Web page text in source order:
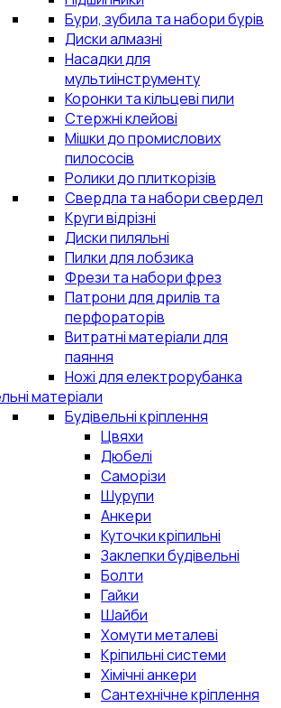
Бури, зубила та набори бурів
Диски алмазні
Насадки для
мультиінструменту
Коронки та кільцеві пили
Стержні клейові
Мішки до промислових
пилососів
Ролики до плиткорізів
Свердла та набори свердел
Круги відрізні
Диски пиляльні
Пилки для лобзика
Фрези та набори фрез
Патрони для дрилів та
перфораторів
Витратні матеріали для
паяння
Ножі для електрорубанка
матеріали
Будівельні кріплення
Цвяхи
Дюбелі
Саморізи
Шурупи
Анкери
Куточки кріпильні
Заклепки будівельні
Болти
Гайки
Шайби
Хомути металеві
Кріпильні системи
Хімічні анкери
Сантехнічне кріплення